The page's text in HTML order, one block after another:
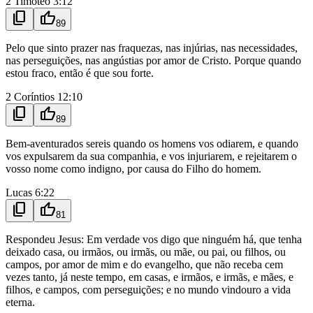
content_copy thumb_up89
Pelo que sinto prazer nas fraquezas, nas injúrias, nas necessidades,
nas perseguições, nas angústias por amor de Cristo. Porque quando
estou fraco, então é que sou forte.
2 Coríntios 12:10
content_copy thumb_up89
Bem-aventurados sereis quando os homens vos odiarem, e quando
vos expulsarem da sua companhia, e vos injuriarem, e rejeitarem o
vosso nome como indigno, por causa do Filho do homem.
Lucas 6:22
content_copy thumb_up81
Respondeu Jesus: Em verdade vos digo que ninguém há, que tenha
deixado casa, ou irmãos, ou irmãs, ou mãe, ou pai, ou filhos, ou
campos, por amor de mim e do evangelho, que não receba cem
vezes tanto, já neste tempo, em casas, e irmãos, e irmãs, e mães, e
filhos, e campos, com perseguições; e no mundo vindouro a vida
eterna.